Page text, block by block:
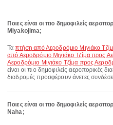
Ποιες είναι οι πιο δημοφιλείς
Miyakojima;
Ταπτήση από Αεροδρόμιο Μιγιάκο
από Αεροδρόμιο Μιγιάκο Τζίμα προς
Αεροδρόμιο Μιγιάκο Τζίμα προς
είναι οι πιο δημοφιλείς αεροπορικές
διαδρομές προσφέρουν άνετες
Ποιες είναι οι πιο δημοφιλείς
Naha;